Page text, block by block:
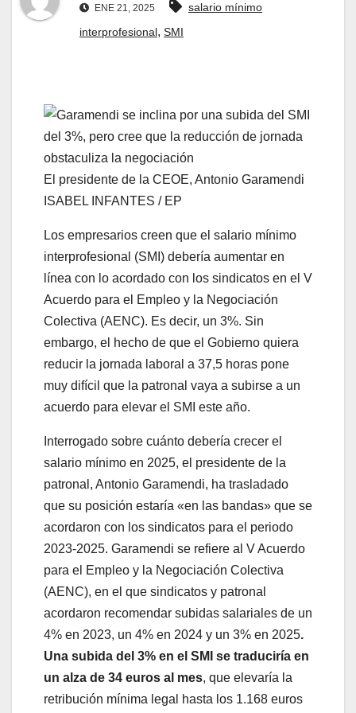
ENE 21, 2025
salario mínimo
interprofesional, SMI
El presidente de la CEOE, Antonio Garamendi
ISABEL INFANTES / EP
Los empresarios creen que el salario mínimo
interprofesional (SMI) debería aumentar en
línea con lo acordado con los sindicatos en el V
Acuerdo para el Empleo y la Negociación
Colectiva (AENC). Es decir, un 3%. Sin
embargo, el hecho de que el Gobierno quiera
reducir la jornada laboral a 37,5 horas pone
muy difícil que la patronal vaya a subirse a un
acuerdo para elevar el SMI este año.
Interrogado sobre cuánto debería crecer el
salario mínimo en 2025, el presidente de la
patronal, Antonio Garamendi, ha trasladado
que su posición estaría «en las bandas» que se
acordaron con los sindicatos para el periodo
2023-2025. Garamendi se refiere al V Acuerdo
para el Empleo y la Negociación Colectiva
(AENC), en el que sindicatos y patronal
acordaron recomendar subidas salariales de un
4% en 2023, un 4% en 2024 y un 3% en 2025.
Una subida del 3% en el SMI se traduciría en
un alza de 34 euros al mes, que elevaría la
retribución mínima legal hasta los 1.168 euros